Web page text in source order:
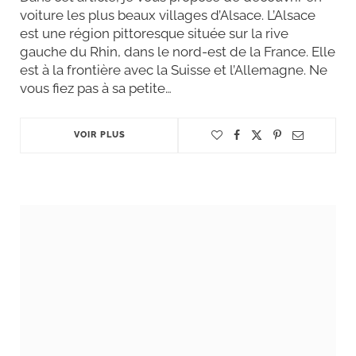
voiture les plus beaux villages d’Alsace. L’Alsace
est une région pittoresque située sur la rive
gauche du Rhin, dans le nord-est de la France. Elle
est à la frontière avec la Suisse et l’Allemagne. Ne
vous fiez pas à sa petite…
VOIR PLUS